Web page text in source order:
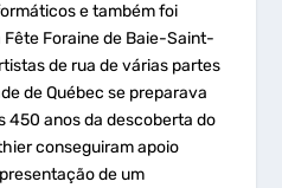
e também foi
Foraine de Baie-Saint-
de rua de várias partes
de Québec se preparava
450 anos da descoberta do
conseguiram apoio
de um